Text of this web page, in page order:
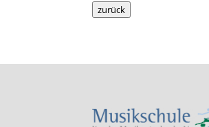
zurück